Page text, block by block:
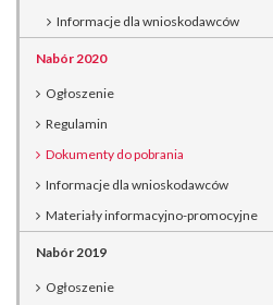
Informacje dla wnioskodawców
Nabór 2020
Ogłoszenie
Regulamin
Dokumenty do pobrania
Informacje dla wnioskodawców
Materiały informacyjno-promocyjne
Nabór 2019
Ogłoszenie